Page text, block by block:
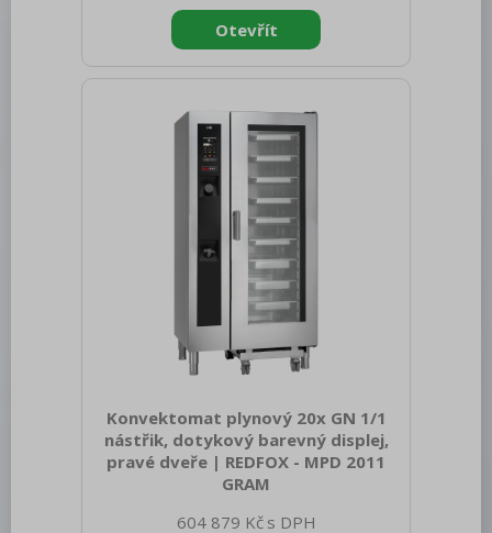
REDFOX 900
Volně stojící moduly
Nerezový program
Příprava masa a zeleniny
Trouby pro rychlou přípravu
Chlazení
Mycí program
brutto [mm]: 1130 Výška brutto [mm]:
1240 Hmotnost brutto [kg]: 250.00 Typ
spotřebiče: Elektrické zařízení Příkon
1N - 50 Hz Druh připojení plynu: Zemní
plyn Materiál: AISI 304 Vnější barva
zařízení: Nerezové Nastavitelné nožičky:
Ano Řízení vlhkosti: MeteoSystem -
regulace na zákla
Konvektomat plynový 20x GN 1/1
nástřik, dotykový barevný displej,
pravé dveře | REDFOX - MPD 2011
GRAM
995 Hloubka netto [mm]: 835 Výška
604 879 Kč